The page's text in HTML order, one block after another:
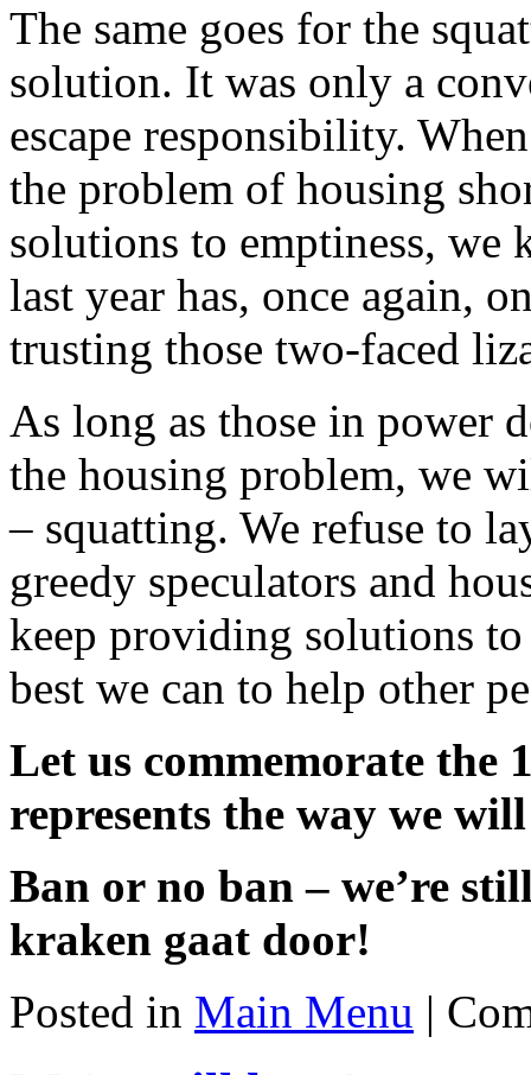
The same goes for the
solution. It was only a
escape responsibility.
the problem of housing
solutions to emptiness,
last year has, once again,
trusting those two-faced
As long as those in power
the housing problem, we
– squatting. We refuse to
greedy speculators and
keep providing solutions
best we can to help other
Let us commemorate the
represents the way we
Ban or no ban – we’re
kraken gaat door!
Posted in Main Menu |